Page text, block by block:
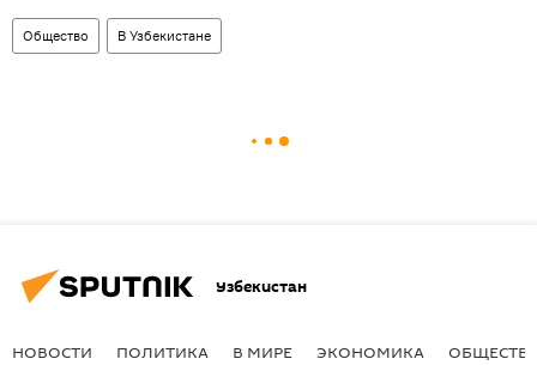
Общество В Узбекистане
Узбекистан
НОВОСТИ ПОЛИТИКА В МИРЕ ЭКОНОМИКА